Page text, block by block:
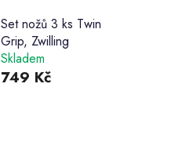
Set nožů 3 ks Twin
Grip, Zwilling
Skladem
749 Kč